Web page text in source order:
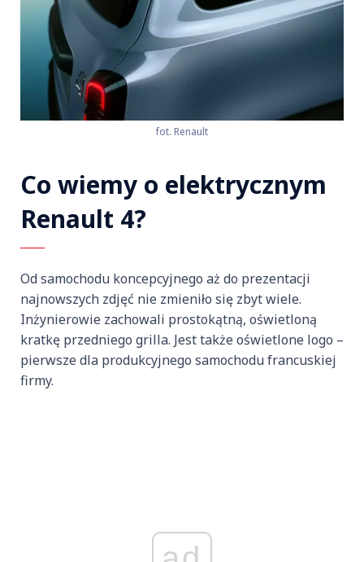
fot. Renault
Co wiemy o elektrycznym
Renault 4?
Od samochodu koncepcyjnego aż do prezentacji
najnowszych zdjęć nie zmieniło się zbyt wiele.
Inżynierowie zachowali prostokątną, oświetloną
kratkę przedniego grilla. Jest także oświetlone logo –
pierwsze dla produkcyjnego samochodu francuskiej
firmy.